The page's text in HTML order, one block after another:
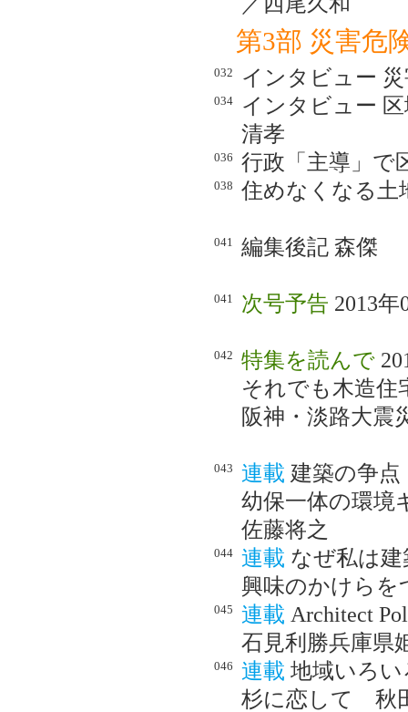
第3部 災害危
032 インタビュー
034
インタビュー
清孝
036 行政「主導」で
038 住めなくなる土
041 編集後記 森傑
041 次号予告 2013
042 特集を読んで
それでも木造住
阪神・淡路大震
043 連載 建築の争点
幼保一体の環境
佐藤将之
044 連載 なぜ私は
興味のかけらを
045 連載 Architect
石見利勝兵庫県
046 連載 地域いろ
杉に恋して 秋